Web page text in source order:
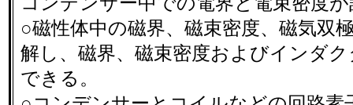
○磁性体中の磁界、磁束密度、磁気双
解し、磁界、磁束密度およびインダ
できる。